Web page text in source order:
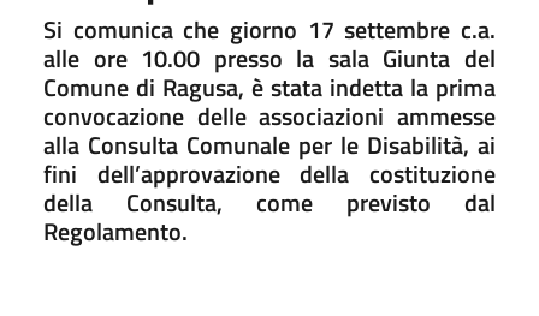
Si comunica che giorno 17 settembre c.a.
alle ore 10.00 presso la sala Giunta del
Comune di Ragusa, è stata indetta la prima
convocazione delle associazioni ammesse
alla Consulta Comunale per le Disabilità, ai
fini dell’approvazione della costituzione
della Consulta, come previsto dal
Regolamento.